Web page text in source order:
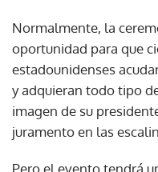
Normalmente, la
oportunidad para que
estadounidenses
y adquieran todo tipo
imagen de su
juramento en las
Pero el evento tendrá